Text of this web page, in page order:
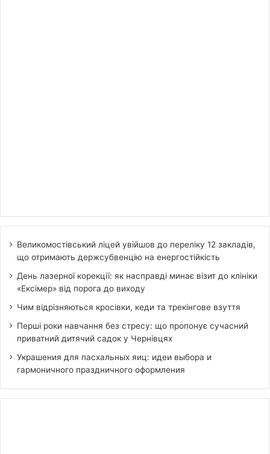
Великомостівський ліцей увійшов до переліку 12 закладів,
що отримають держсубвенцію на енергостійкість
День лазерної корекції: як насправді минає візит до клініки
«Ексімер» від порога до виходу
Чим відрізняються кросівки, кеди та трекінгове взуття
Перші роки навчання без стресу: що пропонує сучасний
приватний дитячий садок у Чернівцях
Украшения для пасхальных яиц: идеи выбора и
гармоничного праздничного оформления